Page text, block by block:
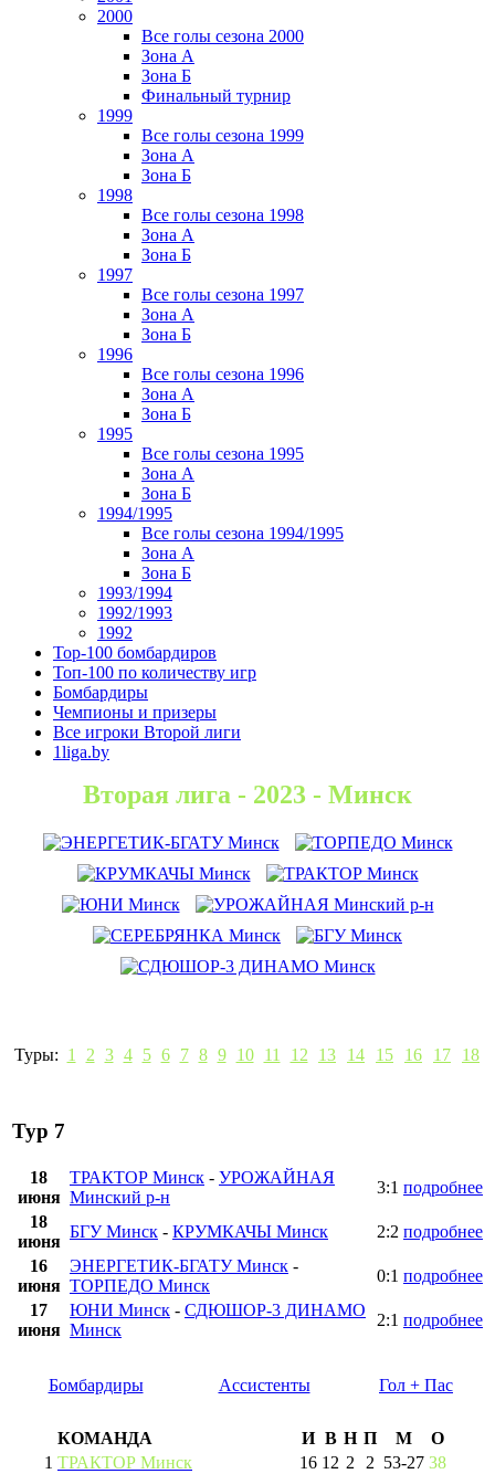
2000
Все голы сезона 2000
Зона А
Зона Б
Финальный турнир
1999
Все голы сезона 1999
Зона А
Зона Б
1998
Все голы сезона 1998
Зона А
Зона Б
1997
Все голы сезона 1997
Зона А
Зона Б
1996
Все голы сезона 1996
Зона А
Зона Б
1995
Все голы сезона 1995
Зона А
Зона Б
1994/1995
Все голы сезона 1994/1995
Зона А
Зона Б
1993/1994
1992/1993
1992
Top-100 бомбардиров
Топ-100 по количеству игр
Бомбардиры
Чемпионы и призеры
Все игроки Второй лиги
1liga.by
Вторая лига - 2023 - Минск
Туры: 1 2 3 4 5 6 7 8 9 10 11 12 13 14 15 16 17 18
Тур 7
18
июня
ТРАКТОР Минск - УРОЖАЙНАЯ
Минский р-н
3:1 подробнее
18
июня
БГУ Минск - КРУМКАЧЫ Минск 2:2 подробнее
16
июня
ЭНЕРГЕТИК-БГАТУ Минск -
ТОРПЕДО Минск
0:1 подробнее
17
июня
ЮНИ Минск - СДЮШОР-3 ДИНАМО
Минск
2:1 подробнее
Бомбардиры Ассистенты Гол + Пас
КОМАНДА И В Н П М
О
1 ТРАКТОР Минск 16 12 2 2 53-27 38